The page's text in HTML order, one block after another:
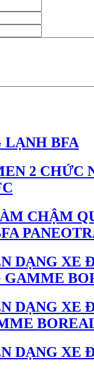
LẠNH BFA
2 CHỨC
CHẬM
DẠNG XE
GAMME
DẠNG XE
DẠNG XE